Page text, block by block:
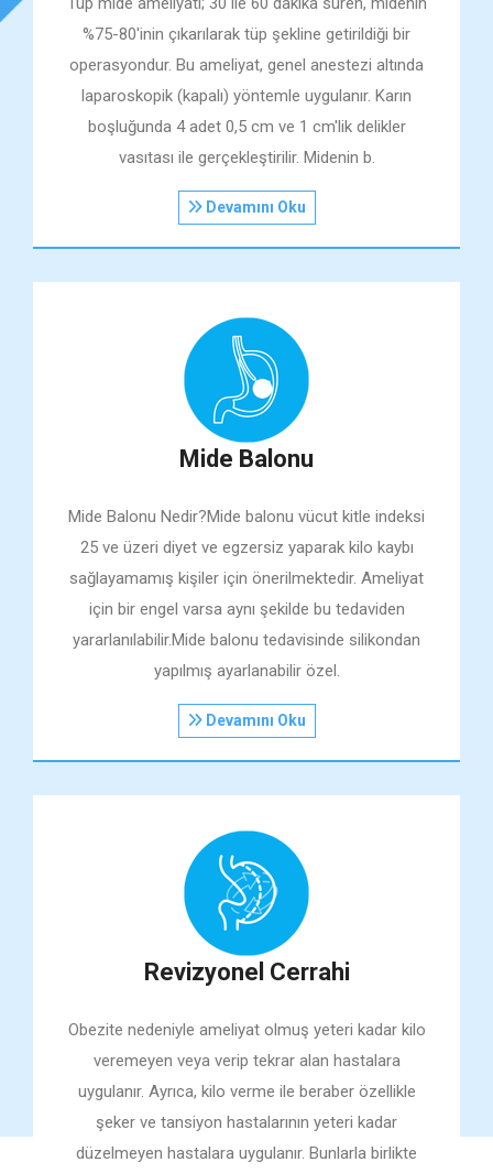
%75-80'inin çıkarılarak tüp şekline getirildiği bir
operasyondur. Bu ameliyat, genel anestezi altında
laparoskopik (kapalı) yöntemle uygulanır. Karın
boşluğunda 4 adet 0,5 cm ve 1 cm'lik delikler
vasıtası ile gerçekleştirilir. Midenin b.
Devamını Oku
Mide Balonu
Mide Balonu Nedir?Mide balonu vücut kitle indeksi
25 ve üzeri diyet ve egzersiz yaparak kilo kaybı
sağlayamamış kişiler için önerilmektedir. Ameliyat
için bir engel varsa aynı şekilde bu tedaviden
yararlanılabilir.Mide balonu tedavisinde silikondan
yapılmış ayarlanabilir özel.
Devamını Oku
Revizyonel Cerrahi
Obezite nedeniyle ameliyat olmuş yeteri kadar kilo
veremeyen veya verip tekrar alan hastalara
uygulanır. Ayrıca, kilo verme ile beraber özellikle
şeker ve tansiyon hastalarının yeteri kadar
düzelmeyen hastalara uygulanır. Bunlarla birlikte